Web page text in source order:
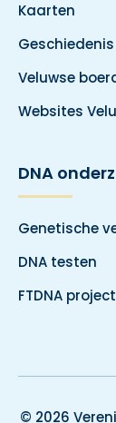
Kaarten
Geschiedenis
Veluwse
Websites
DNA
Genetische
DNA testen
FTDNA
© 2026